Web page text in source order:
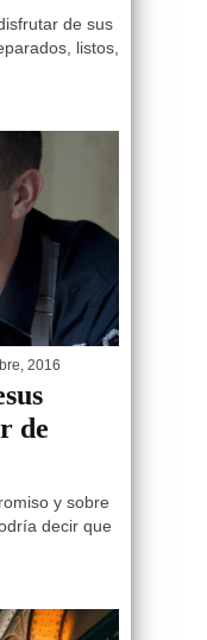
de sus
listos,
2016
de
y sobre
decir que